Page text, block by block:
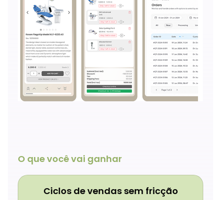
O que você vai ganhar
Ciclos de vendas sem fricção